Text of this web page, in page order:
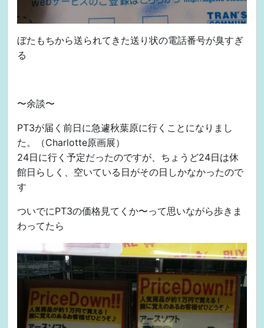
ぼたもちから送られてきた送り状の電話番号が臭すぎ
る
〜余談〜
PT3が届く前日に急遽秋葉原に行くことになりまし
た。（Charlotte原画展）
24日に行く予定だったのですが、ちょうど24日は休
館日らしく、空いている日がその日しかなかったので
す
ついでにPT3の価格見てくか〜って思いながら歩きま
わってたら